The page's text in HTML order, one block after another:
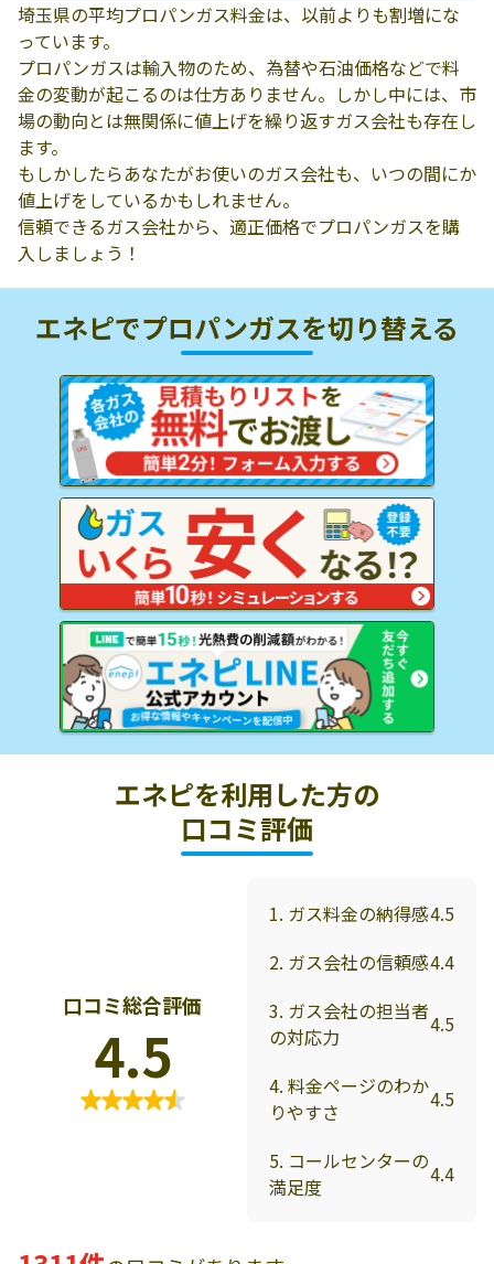
埼玉県の平均プロパンガス料金は、以前よりも割増にな
っています。
プロパンガスは輸入物のため、為替や石油価格などで料
金の変動が起こるのは仕方ありません。しかし中には、市
場の動向とは無関係に値上げを繰り返すガス会社も存在し
ます。
もしかしたらあなたがお使いのガス会社も、いつの間にか
値上げをしているかもしれません。
信頼できるガス会社から、適正価格でプロパンガスを購
入しましょう！
エネピでプロパンガスを切り替える
エネピを利用した方の
口コミ評価
口コミ総合評価
4.5
1. ガス料金の納得感4.5
2. ガス会社の信頼感4.4
3. ガス会社の担当者
の対応力
4.5
4. 料金ページのわか
りやすさ
4.5
5. コールセンターの
満足度
4.4